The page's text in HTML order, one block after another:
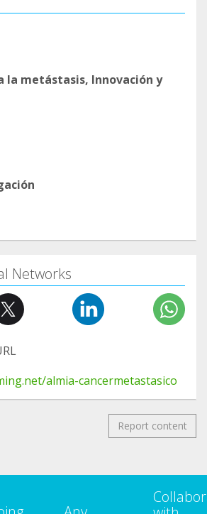
la metástasis, Innovación y
Networks
almia-cancermetastasico
Report content